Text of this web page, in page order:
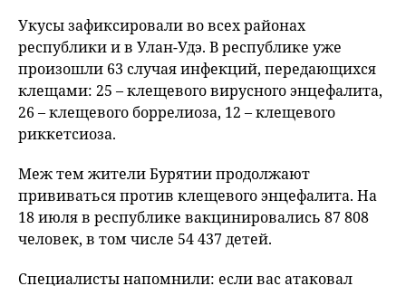
Укусы зафиксировали во всех районах
республики и в Улан-Удэ. В республике уже
произошли 63 случая инфекций, передающихся
клещами: 25 – клещевого вирусного энцефалита,
26 – клещевого боррелиоза, 12 – клещевого
риккетсиоза.
Меж тем жители Бурятии продолжают
прививаться против клещевого энцефалита. На
18 июля в республике вакцинировались 87 808
человек, в том числе 54 437 детей.
Специалисты напомнили: если вас атаковал